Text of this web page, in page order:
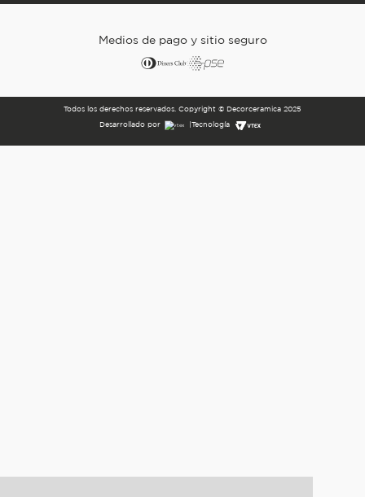
Medios de pago y sitio seguro
Todos los derechos reservados. Copyright © Decorceramica 2025
Desarrollado por
|Tecnología